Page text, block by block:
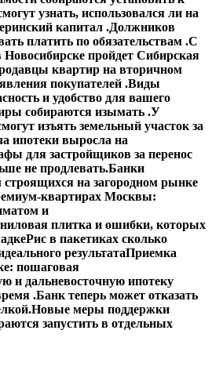
узнать, использовался ли на
капитал .Должников
платить по обязательствам .С
Новосибирске пройдет Сибирская
квартир на вторичном
покупателей .Виды
и удобство для вашего
собираются изымать .У
изъять земельный участок за
ипотеки выросла на
для застройщиков за перенос
не продлевать.Банки
строящихся на загородном рынке
квартирах Москвы:
и
плитка и ошибки, которых
Рис в пакетиках сколько
результатаПриемка
пошаговая
и дальневосточную ипотеку
.Банк теперь может отказать
Новые меры поддержки
запустить в отдельных